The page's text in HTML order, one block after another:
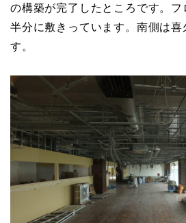
の構築が完了したところです。フ
半分に敷きっています。南側は喜
す。